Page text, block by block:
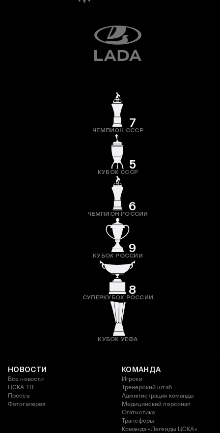
7
ЧЕМПИОН СССР
5
КУБОК СССР
6
ЧЕМПИОН РОССИИ
9
КУБОК РОССИИ
8
СУПЕРКУБОК РОССИИ
КУБОК УЕФА
НОВОСТИ
Все новости
ЦСКА ТВ
Пресса
Фотогалерея
КОМАНДА
Игроки
Тренерский штаб
Администрация команды
Медицинский персонал
Статистика
Трансферы
Команда «Легенды ЦСКА»